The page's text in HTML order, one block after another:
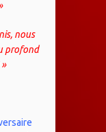
nous
profond